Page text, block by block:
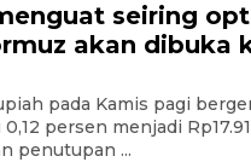
seiring
akan dibuka
pada Kamis pagi
persen menjadi
penutupan ...